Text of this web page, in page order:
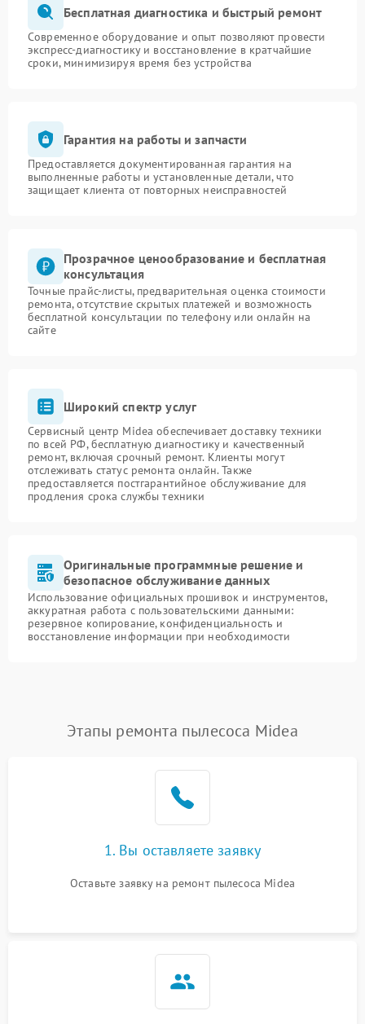
Бесплатная диагностика и быстрый ремонт
Современное оборудование и опыт позволяют провести
экспресс-диагностику и восстановление в кратчайшие
сроки, минимизируя время без устройства
Гарантия на работы и запчасти
Предоставляется документированная гарантия на
выполненные работы и установленные детали, что
защищает клиента от повторных неисправностей
Прозрачное ценообразование и бесплатная
консультация
Точные прайс-листы, предварительная оценка стоимости
ремонта, отсутствие скрытых платежей и возможность
бесплатной консультации по телефону или онлайн на
сайте
Широкий спектр услуг
Сервисный центр Midea обеспечивает доставку техники
по всей РФ, бесплатную диагностику и качественный
ремонт, включая срочный ремонт. Клиенты могут
отслеживать статус ремонта онлайн. Также
предоставляется постгарантийное обслуживание для
продления срока службы техники
Оригинальные программные решение и
безопасное обслуживание данных
Использование официальных прошивок и инструментов,
аккуратная работа с пользовательскими данными:
резервное копирование, конфиденциальность и
восстановление информации при необходимости
Этапы ремонта пылесоса Midea
1. Вы оставляете заявку
Оставьте заявку на ремонт пылесоса Midea